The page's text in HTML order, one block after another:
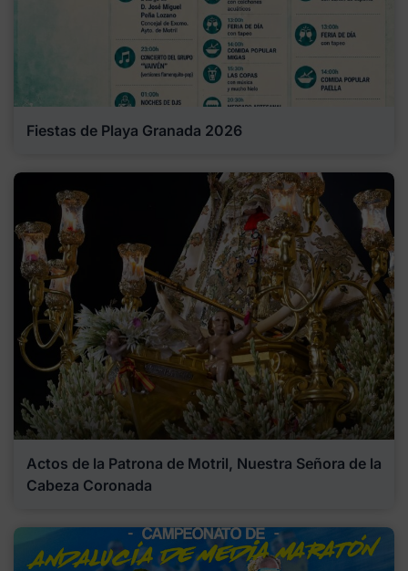
Fiestas de Playa Granada 2026
Actos de la Patrona de Motril, Nuestra Señora de la
Cabeza Coronada